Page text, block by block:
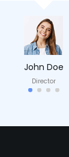
John Doe
Director